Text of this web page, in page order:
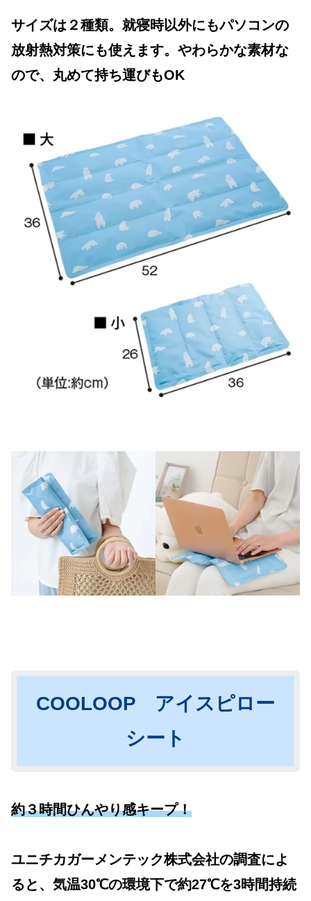
サイズは２種類。就寝時以外にもパソコンの
放射熱対策にも使えます。やわらかな素材な
ので、丸めて持ち運びもOK
COOLOOP アイスピロー
シート
約３時間ひんやり感キープ！
ユニチカガーメンテック株式会社の調査によ
ると、気温30℃の環境下で約27℃を3時間持続